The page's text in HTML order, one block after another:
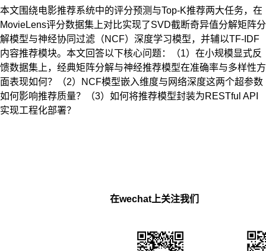
本文围绕电影推荐系统中的评分预测与Top-K推荐两大任务，在
MovieLens评分数据集上对比实现了SVD截断奇异值分解矩阵分
解模型与神经协同过滤（NCF）深度学习模型，并辅以TF-IDF
内容推荐模块。本文回答以下核心问题：（1）在小规模显式反
馈数据集上，经典矩阵分解与神经推荐模型在准确率与多样性方
面表现如何？（2）NCF模型嵌入维度与网络深度这两个超参数
如何影响推荐质量？（3）如何将推荐模型封装为RESTful API
实现工程化部署？
在wechat上关注我们